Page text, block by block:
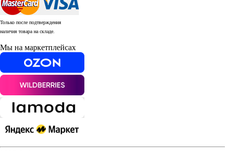
Только после подтверждения
наличия товара на складе.
Мы на маркетплейсах